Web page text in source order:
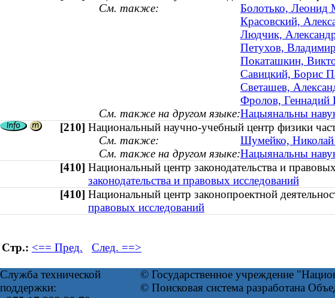
См. также:
Болотько, Леонид
Красовский,
Людчик,
Петухов,
Покаташкин,
Савицкий, Борис
Светашев,
Фролов, Геннадий
См. также на другом языке:Нацыянальны
[210] Национальный научно-учебный центр физики
См. также:
Шумейко, Николай
См. также на другом языке:Нацыянальны
[410] Национальный центр законодательства и
законодательства и правовых исследований
[410] Национальный центр законопроектной
правовых исследований
Стр.: <== Пред. След. ==>
Служба технической
поддержки:
© Государственное учреждение
© Поисковая система разработана